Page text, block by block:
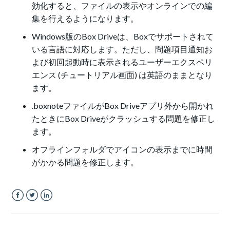
効化すると、ファイルの表示やオンラインでの編
集を行えるようになります。
Windows版のBox Driveは、Boxでサポートされて
いる言語に対応します。ただし、問題項目通知お
よび初回起動時に表示されるユーザーエクスペリ
エンス (チュートリアル画面) は英語のままとなり
ます。
.boxnoteファイルがBox Driveアプリ外から開かれ
たときにBox Driveがクラッシュする問題を修正し
ます。
オフラインフォルダでアイコンの表示までに時間
がかかる問題を修正します。